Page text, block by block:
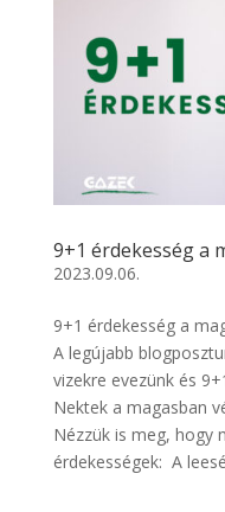
9+1 érdekesség a
2023.09.06.
9+1 érdekesség a
A legújabb
vizekre evezünk és
Nektek a magasban
Nézzük is meg, hogy
érdekességek: A